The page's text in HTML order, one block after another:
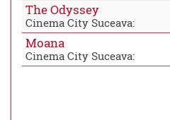
The Odyssey
Cinema City Suceava:
Moana
Cinema City Suceava: